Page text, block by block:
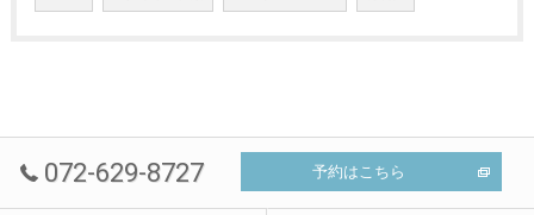
072-629-8727 予約はこちら